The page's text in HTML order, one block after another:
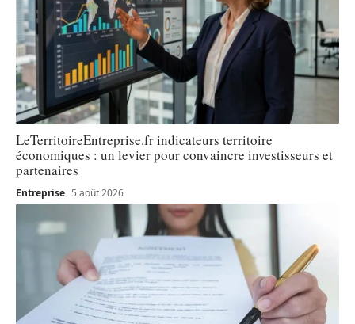
LeTerritoireEntreprise.fr indicateurs territoire
économiques : un levier pour convaincre investisseurs et
partenaires
Entreprise 5 août 2026